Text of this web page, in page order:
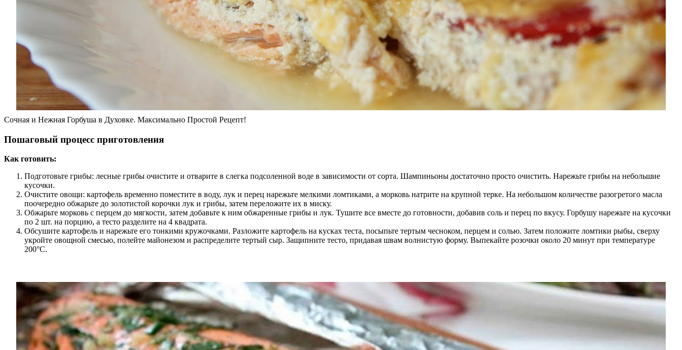
Сочная и Нежная Горбуша в Духовке. Максимально Простой Рецепт!
Пошаговый процесс приготовления
Как готовить:
Подготовьте грибы: лесные грибы очистите и отварите в слегка подсоленной воде в зависимости от сорта. Шампиньоны достаточно просто очистить. Нарежьте грибы на небольшие
кусочки.
Очистите овощи: картофель временно поместите в воду, лук и перец нарежьте мелкими ломтиками, а морковь натрите на крупной терке. На небольшом количестве разогретого масла
поочередно обжарьте до золотистой корочки лук и грибы, затем переложите их в миску.
Обжарьте морковь с перцем до мягкости, затем добавьте к ним обжаренные грибы и лук. Тушите все вместе до готовности, добавив соль и перец по вкусу. Горбушу нарежьте на кусочки
по 2 шт. на порцию, а тесто разделите на 4 квадрата.
Обсушите картофель и нарежьте его тонкими кружочками. Разложите картофель на кусках теста, посыпьте тертым чесноком, перцем и солью. Затем положите ломтики рыбы, сверху
укройте овощной смесью, полейте майонезом и распределите тертый сыр. Защипните тесто, придавая швам волнистую форму. Выпекайте розочки около 20 минут при температуре
200°C.